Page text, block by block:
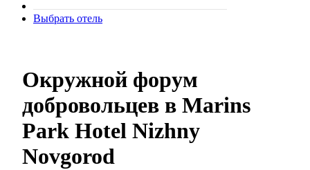
Выбрать отель
Окружной форум
добровольцев в Marins
Park Hotel Nizhny
Novgorod